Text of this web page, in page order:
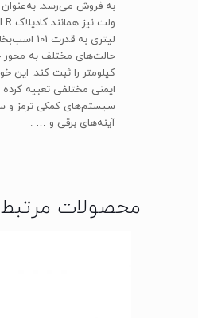
آینه‌های برقی و … .
محصولات مرتبط